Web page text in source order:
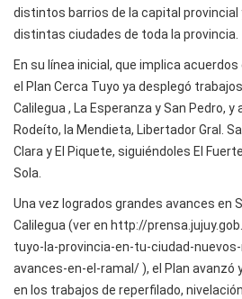
distintos barrios de la capital provincial
distintas ciudades de toda la provincia.
En su línea inicial, que implica
el Plan Cerca Tuyo ya desplegó
Calilegua , La Esperanza y San Pedro,
Rodeíto, la Mendieta, Libertador Gral.
Clara y El Piquete, siguiéndoles El
Sola.
Una vez logrados grandes avances en
Calilegua (ver en http://
tuyo-la-provincia-en-tu-ciudad-
avances-en-el-ramal/ ), el Plan avanzó
en los trabajos de reperfilado,